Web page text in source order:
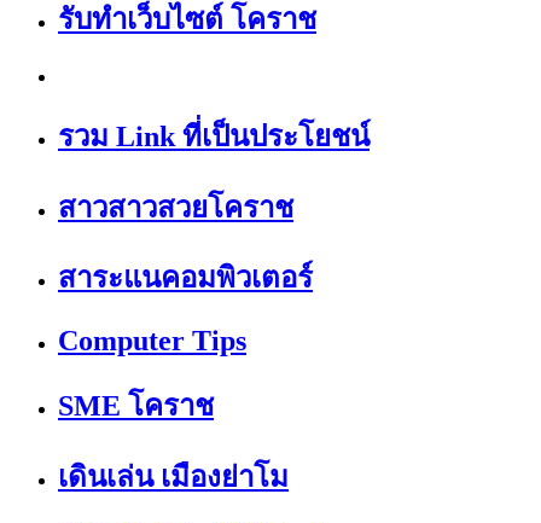
รับทำเว็บไซต์ โคราช
รวม Link ที่เป็นประโยชน์
สาวสาวสวยโคราช
สาระแนคอมพิวเตอร์
Computer Tips
SME โคราช
เดินเล่น เมืองย่าโม